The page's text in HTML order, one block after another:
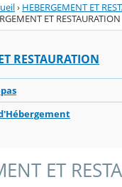
› HEBERGEMENT ET
ET RESTAURATION
RESTAURATION
ET